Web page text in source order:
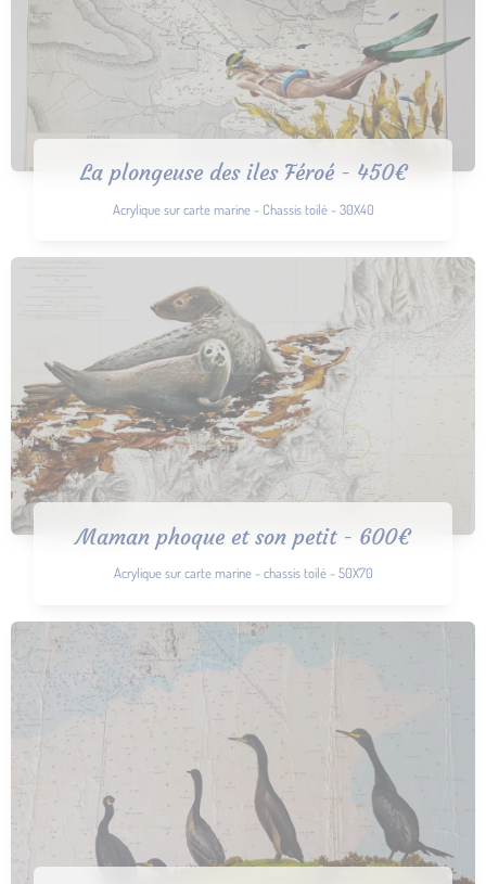
La plongeuse des iles Féroé - 450€
Acrylique sur carte marine - Chassis toilé - 30X40
Maman phoque et son petit - 600€
Acrylique sur carte marine - chassis toilé - 50X70